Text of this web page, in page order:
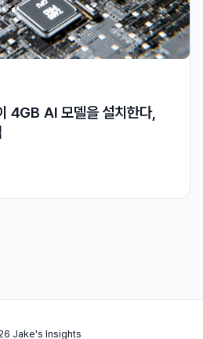
4GB AI 모델을 설치한다,
Jake's Insights